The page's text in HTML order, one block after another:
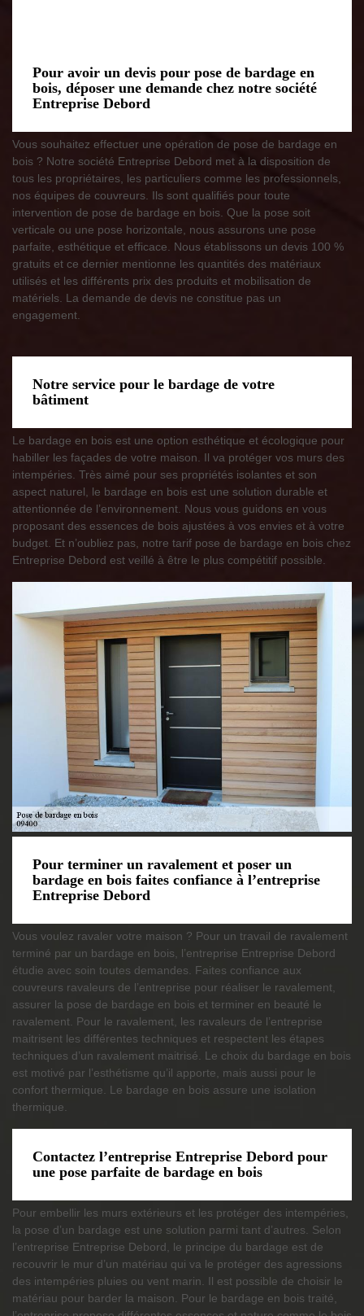
Pour avoir un devis pour pose de bardage en
bois, déposer une demande chez notre société
Entreprise Debord
Vous souhaitez effectuer une opération de pose de bardage en
bois ? Notre société Entreprise Debord met à la disposition de
tous les propriétaires, les particuliers comme les professionnels,
nos équipes de couvreurs. Ils sont qualifiés pour toute
intervention de pose de bardage en bois. Que la pose soit
verticale ou une pose horizontale, nous assurons une pose
parfaite, esthétique et efficace. Nous établissons un devis 100 %
gratuits et ce dernier mentionne les quantités des matériaux
utilisés et les différents prix des produits et mobilisation de
matériels. La demande de devis ne constitue pas un
engagement.
Notre service pour le bardage de votre
bâtiment
Le bardage en bois est une option esthétique et écologique pour
habiller les façades de votre maison. Il va protéger vos murs des
intempéries. Très aimé pour ses propriétés isolantes et son
aspect naturel, le bardage en bois est une solution durable et
attentionnée de l’environnement. Nous vous guidons en vous
proposant des essences de bois ajustées à vos envies et à votre
budget. Et n’oubliez pas, notre tarif pose de bardage en bois chez
Entreprise Debord est veillé à être le plus compétitif possible.
Pour terminer un ravalement et poser un
bardage en bois faites confiance à l’entreprise
Entreprise Debord
Vous voulez ravaler votre maison ? Pour un travail de ravalement
terminé par un bardage en bois, l’entreprise Entreprise Debord
étudie avec soin toutes demandes. Faites confiance aux
couvreurs ravaleurs de l’entreprise pour réaliser le ravalement,
assurer la pose de bardage en bois et terminer en beauté le
ravalement. Pour le ravalement, les ravaleurs de l’entreprise
maitrisent les différentes techniques et respectent les étapes
techniques d’un ravalement maitrisé. Le choix du bardage en bois
est motivé par l’esthétisme qu’il apporte, mais aussi pour le
confort thermique. Le bardage en bois assure une isolation
thermique.
Contactez l’entreprise Entreprise Debord pour
une pose parfaite de bardage en bois
Pour embellir les murs extérieurs et les protéger des intempéries,
la pose d’un bardage est une solution parmi tant d’autres. Selon
l’entreprise Entreprise Debord, le principe du bardage est de
recouvrir le mur d’un matériau qui va le protéger des agressions
des intempéries pluies ou vent marin. Il est possible de choisir le
matériau pour barder la maison. Pour le bardage en bois traité,